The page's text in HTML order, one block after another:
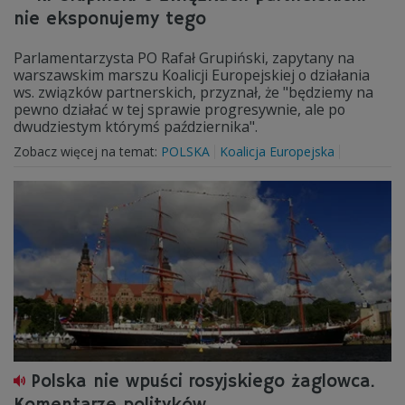
nie eksponujemy tego
Parlamentarzysta PO Rafał Grupiński, zapytany na
warszawskim marszu Koalicji Europejskiej o działania
ws. związków partnerskich, przyznał, że "będziemy na
pewno działać w tej sprawie progresywnie, ale po
dwudziestym którymś października".
Zobacz więcej na temat: POLSKA Koalicja Europejska
Polska nie wpuści rosyjskiego żaglowca.